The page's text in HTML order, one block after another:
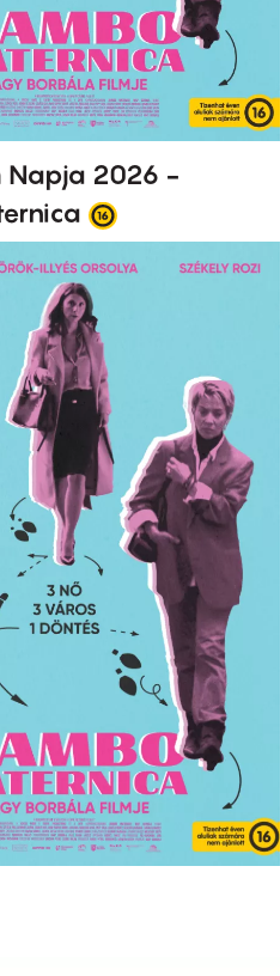
Napja 2026 -